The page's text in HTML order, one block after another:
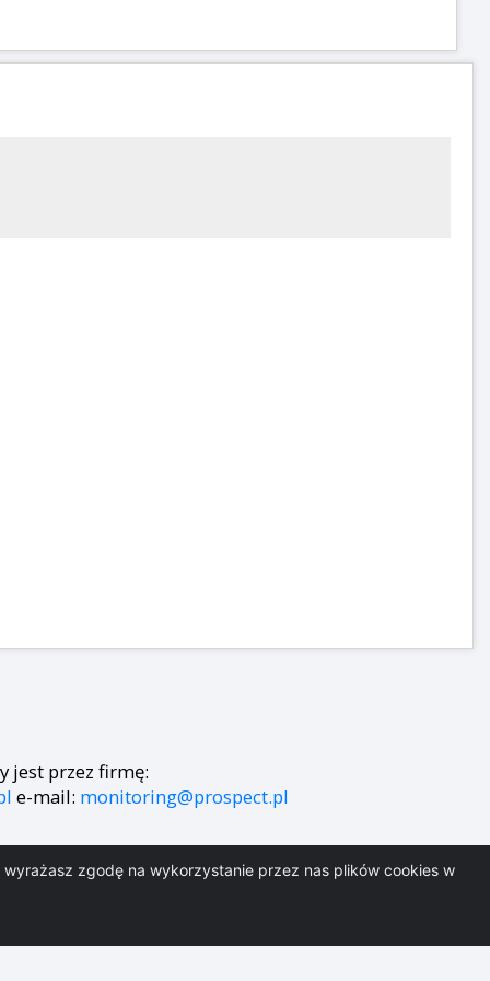
zgodę na wykorzystanie przez nas plików cookies w
jest przez firmę:
e-mail: monitoring@prospect.pl